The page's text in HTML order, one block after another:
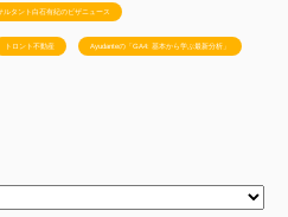
ルタント白石有紀のビザニュース
トロント不動産 Ayudanteの「GA4: 基本から学ぶ最新分析」